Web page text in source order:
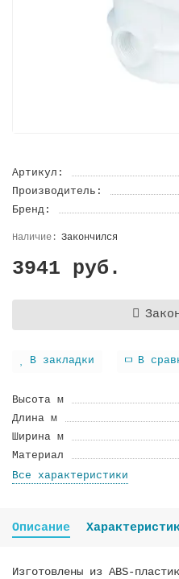
Артикул:
Производитель:
Бренд:
Закончился
3941 руб.
В закладки В
Высота м
Длина м
Ширина м
Материал
Все характеристики
Описание
Изготовлены из ABS-